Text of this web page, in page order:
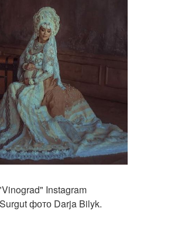
Instagram
фото Darja Bilyk.